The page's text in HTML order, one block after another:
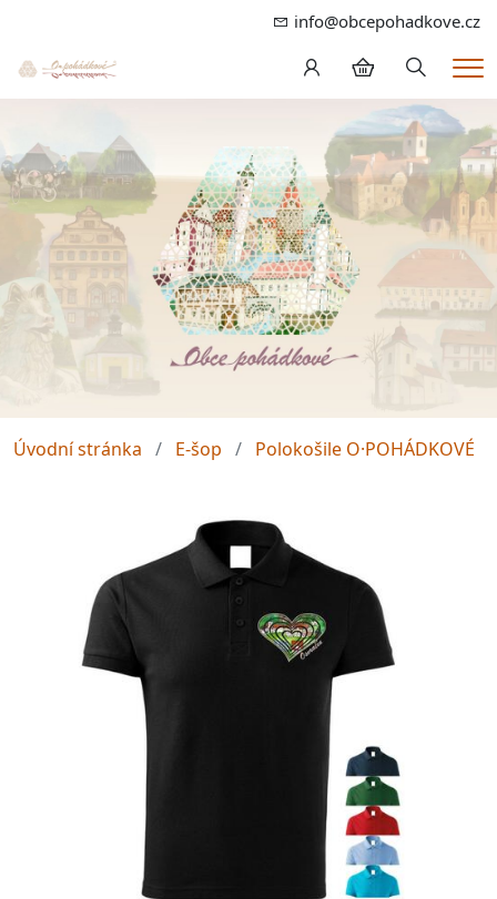
info@obcepohadkove.cz
Hledání
Úvodní stránka E-šop Polokošile O·POHÁDKOVÉ